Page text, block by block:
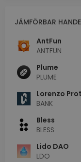
JÄMFÖRBAR
AntFun
ANTFUN
Plume
PLUME
Lorenzo
BANK
Bless
BLESS
Lido DAO
LDO